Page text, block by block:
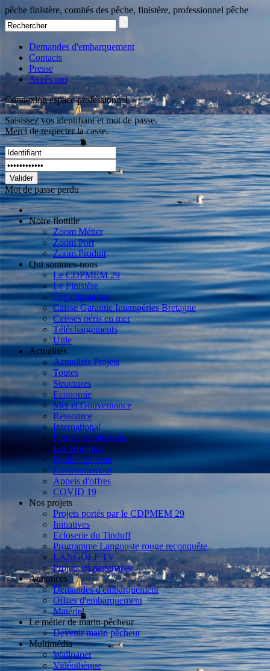
pêche finistère, comités des pêche, finistère, professionnel pêche
Demandes d'embarquement
Contacts
Presse
Accès pro
Connexion espace professionnel
Saisissez vos identifiant et mot de passe.
Merci de respecter la casse.
Valider
Mot de passe perdu
Notre flottille
Zoom Métier
Zoom Port
Zoom Produit
Qui sommes-nous
Le CDPMEM 29
Le Finistère
Organigramme
Caisse Garantie Intempéries Bretagne
Caisses péris en mer
Téléchargements
Utile
Actualités
Actualités Projets
Toutes
Structures
Economie
Mer et Gouvernance
Ressource
International
Paroles de pêcheurs
Les Hommes
Qualité de l'eau
Environnement
Appels d'offres
COVID 19
Nos projets
Projets portés par le CDPMEM 29
Initiatives
Ecloserie du Tinduff
Programme Langouste rouge reconquête
LANGOLF TV
Projets en partenariat
Annonces
Demandes d'embarquement
Offres d'embarquement
Matériel
Le métier de marin-pêcheur
Devenir marin pêcheur
Multimédia
Wallpaper
Vidéothèque